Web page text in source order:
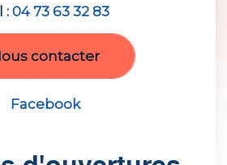
: 04 73 63 32 83
contacter
Facebook